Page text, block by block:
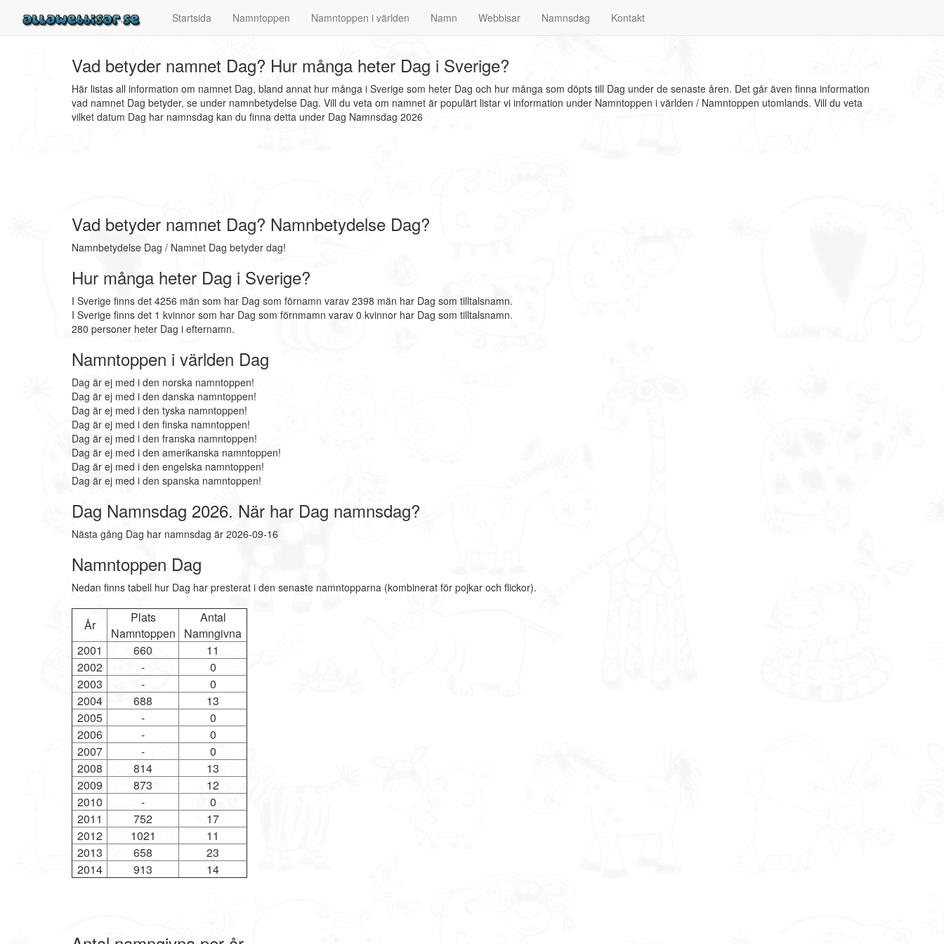
Startsida Namntoppen Namntoppen i världen Namn Webbisar Namnsdag Kontakt
Vad betyder namnet Dag? Hur många heter Dag i Sverige?
Här listas all information om namnet Dag, bland annat hur många i Sverige som heter Dag och hur många som döpts till Dag under de senaste åren. Det går även finna information
vad namnet Dag betyder, se under namnbetydelse Dag. Vill du veta om namnet är populärt listar vi information under Namntoppen i världen / Namntoppen utomlands. Vill du veta
vilket datum Dag har namnsdag kan du finna detta under Dag Namnsdag 2026
Vad betyder namnet Dag? Namnbetydelse Dag?
Namnbetydelse Dag / Namnet Dag betyder dag!
Hur många heter Dag i Sverige?
I Sverige finns det 4256 män som har Dag som förnamn varav 2398 män har Dag som tilltalsnamn.
I Sverige finns det 1 kvinnor som har Dag som förnmamn varav 0 kvinnor har Dag som tilltalsnamn.
280 personer heter Dag i efternamn.
Namntoppen i världen Dag
Dag är ej med i den norska namntoppen!
Dag är ej med i den danska namntoppen!
Dag är ej med i den tyska namntoppen!
Dag är ej med i den finska namntoppen!
Dag är ej med i den franska namntoppen!
Dag är ej med i den amerikanska namntoppen!
Dag är ej med i den engelska namntoppen!
Dag är ej med i den spanska namntoppen!
Dag Namnsdag 2026. När har Dag namnsdag?
Nästa gång Dag har namnsdag är 2026-09-16
Namntoppen Dag
Nedan finns tabell hur Dag har presterat i den senaste namntopparna (kombinerat för pojkar och flickor).
År
Plats
Namntoppen
Antal
Namngivna
2001
660
11
2002
-
0
2003
-
0
2004
688
13
2005
-
0
2006
-
0
2007
-
0
2008
814
13
2009
873
12
2010
-
0
2011
752
17
2012
1021
11
2013
658
23
2014
913 14